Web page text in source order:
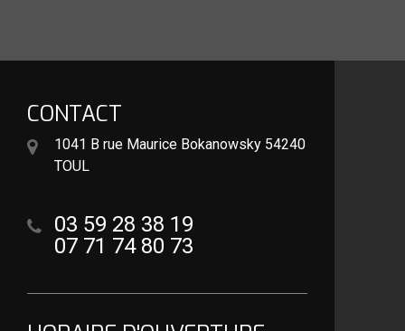
CONTACT
1041 B rue Maurice Bokanowsky 54240
TOUL
03 59 28 38 19
07 71 74 80 73